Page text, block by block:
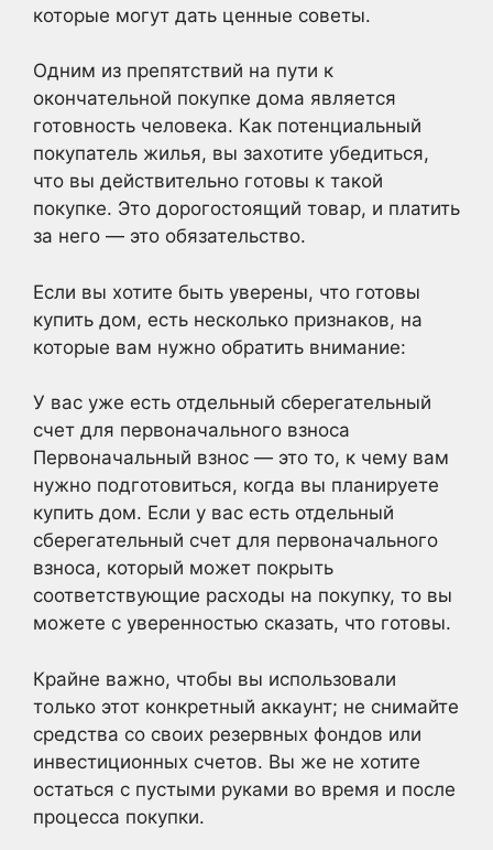
которые могут дать ценные советы.
Одним из препятствий на пути к
окончательной покупке дома является
готовность человека. Как потенциальный
покупатель жилья, вы захотите убедиться,
что вы действительно готовы к такой
покупке. Это дорогостоящий товар, и платить
за него — это обязательство.
Если вы хотите быть уверены, что готовы
купить дом, есть несколько признаков, на
которые вам нужно обратить внимание:
У вас уже есть отдельный сберегательный
счет для первоначального взноса
Первоначальный взнос — это то, к чему вам
нужно подготовиться, когда вы планируете
купить дом. Если у вас есть отдельный
сберегательный счет для первоначального
взноса, который может покрыть
соответствующие расходы на покупку, то вы
можете с уверенностью сказать, что готовы.
Крайне важно, чтобы вы использовали
только этот конкретный аккаунт; не снимайте
средства со своих резервных фондов или
инвестиционных счетов. Вы же не хотите
остаться с пустыми руками во время и после
процесса покупки.